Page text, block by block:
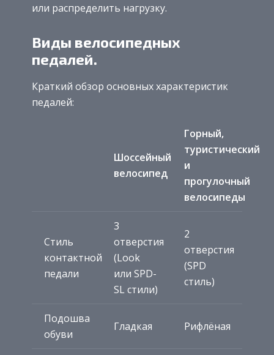
или распределить нагрузку.
Виды велосипедных
педалей.
Краткий обзор основных характеристик
педалей:
Шоссейный
велосипед
Горный,
туристический
и
прогулочный
велосипеды
Стиль
контактной
педали
3
отверстия
(Look
или SPD-
SL стили)
2
отверстия
(SPD
стиль)
Подошва
обуви
Гладкая Рифлёная